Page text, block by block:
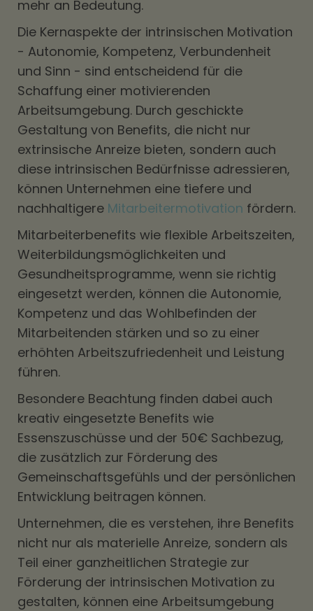
mehr an Bedeutung.
Die Kernaspekte der intrinsischen Motivation
- Autonomie, Kompetenz, Verbundenheit
und Sinn - sind entscheidend für die
Schaffung einer motivierenden
Arbeitsumgebung. Durch geschickte
Gestaltung von Benefits, die nicht nur
extrinsische Anreize bieten, sondern auch
diese intrinsischen Bedürfnisse adressieren,
können Unternehmen eine tiefere und
nachhaltigere Mitarbeitermotivation fördern.
Mitarbeiterbenefits wie flexible Arbeitszeiten,
Weiterbildungsmöglichkeiten und
Gesundheitsprogramme, wenn sie richtig
eingesetzt werden, können die Autonomie,
Kompetenz und das Wohlbefinden der
Mitarbeitenden stärken und so zu einer
erhöhten Arbeitszufriedenheit und Leistung
führen.
Besondere Beachtung finden dabei auch
kreativ eingesetzte Benefits wie
Essenszuschüsse und der 50€ Sachbezug,
die zusätzlich zur Förderung des
Gemeinschaftsgefühls und der persönlichen
Entwicklung beitragen können.
Unternehmen, die es verstehen, ihre Benefits
nicht nur als materielle Anreize, sondern als
Teil einer ganzheitlichen Strategie zur
Förderung der intrinsischen Motivation zu
gestalten, können eine Arbeitsumgebung